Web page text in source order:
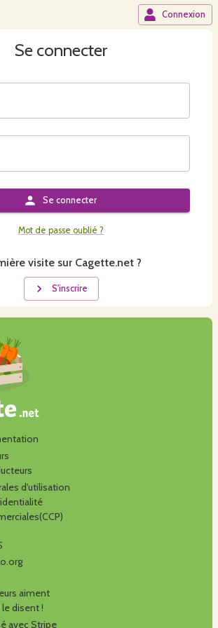
Connexion
Se connecter
Se connecter
Mot de passe oublié ?
visite sur Cagette.net ?
S'inscrire
d'utilisation
aiment
disent !
avec Stripe